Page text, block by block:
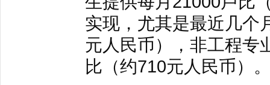
实现，尤其是最近几个
元人民币），非工程专
比（约710元人民币）